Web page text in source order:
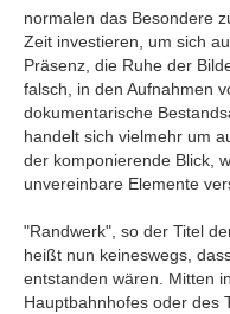
normalen das Besondere
Zeit investieren, um sich
Präsenz, die Ruhe der
falsch, in den Aufnahmen
dokumentarische
handelt sich vielmehr um
der komponierende Blick,
unvereinbare Elemente
"Randwerk", so der Titel
heißt nun keineswegs,
entstanden wären. Mitten
Hauptbahnhofes oder des